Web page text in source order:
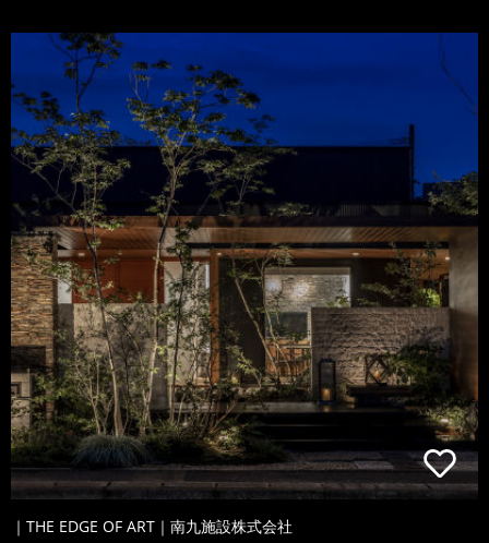
｜THE EDGE OF ART｜南九施設株式会社